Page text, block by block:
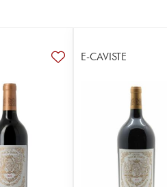
E-CAVISTE